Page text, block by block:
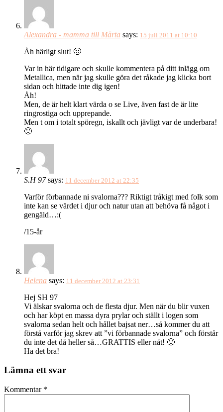
Alexandra - mamma till Märta says: 15 juli 2011 at 10:10
Åh härligt slut! 🙂
Var in här tidigare och skulle kommentera på ditt inlägg om
Metallica, men när jag skulle göra det råkade jag klicka bort
sidan och hittade inte dig igen!
Åh!
Men, de är helt klart värda o se Live, även fast de är lite
ringrostiga och upprepande.
Men t om i totalt spöregn, iskallt och jävligt var de underbara!
🙂
S.H 97 says: 11 december 2012 at 22:35
Varför förbannade ni svalorna??? Riktigt tråkigt med folk som
inte kan se värdet i djur och natur utan att behöva få något i
gengäld…:(
/15-år
Helena says: 11 december 2012 at 23:31
Hej SH 97
Vi älskar svalorna och de flesta djur. Men när du blir vuxen
och har köpt en massa dyra prylar och ställt i logen som
svalorna sedan helt och hållet bajsat ner…så kommer du att
förstå varför jag skrev att ”vi förbannade svalorna” och förstår
du inte det då heller så…GRATTIS eller nåt! 🙂
Ha det bra!
Lämna ett svar
Kommentar *